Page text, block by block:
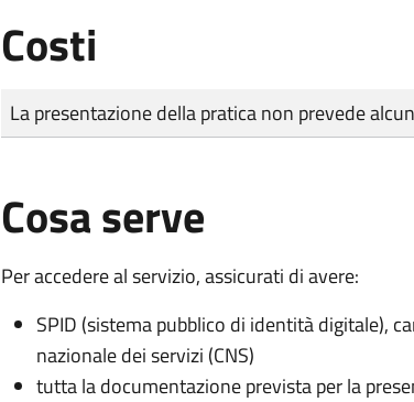
Costi
Tipo di pagamento
Importo
La presentazione della pratica non prevede
Cosa serve
Per accedere al servizio, assicurati di avere:
SPID (sistema pubblico di identità digitale),
nazionale dei servizi (CNS)
tutta la documentazione prevista per la